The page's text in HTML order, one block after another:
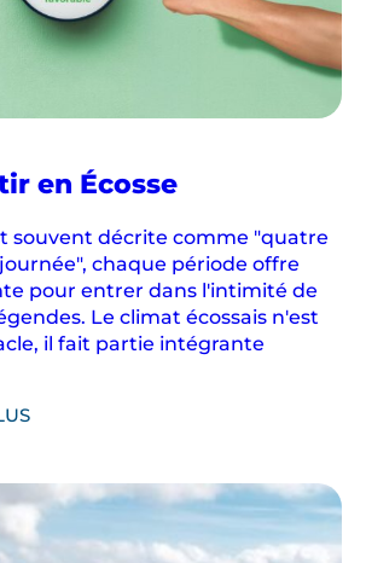
en Écosse
souvent décrite comme "quatre
chaque période offre
pour entrer dans l'intimité de
Le climat écossais n'est
il fait partie intégrante